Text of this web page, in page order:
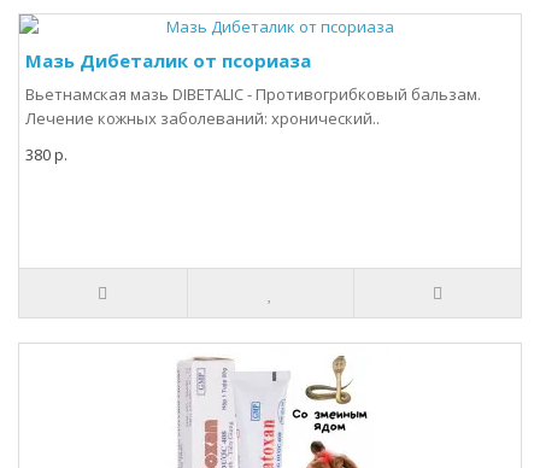
Мазь Дибеталик от псориаза
Вьетнамская мазь DIBETALIC - Противогрибковый бальзам.
Лечение кожных заболеваний: хронический..
380 р.